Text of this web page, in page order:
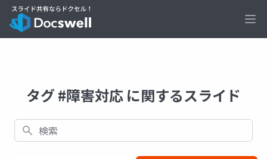
タグ #障害対応 に関するスライド
検索